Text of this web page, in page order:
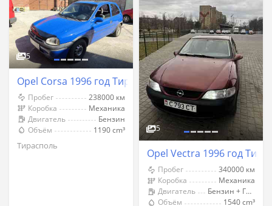
5
Opel Corsa 1996 год Тирасполь
Пробег
238000 км
Коробка
Механика
Двигатель
Бензин
Объём
1190 cm³
Тирасполь
5
Opel Vectra 1996 год
Пробег
340000 км
Коробка
Механика
Двигатель
Бензин + Газ (Метан)
Объём
1540 cm³